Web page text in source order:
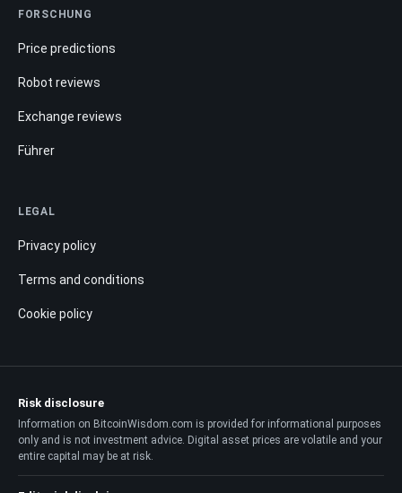
FORSCHUNG
Price predictions
Robot reviews
Exchange reviews
Führer
LEGAL
Privacy policy
Terms and conditions
Cookie policy
Risk disclosure
Information on BitcoinWisdom.com is provided for informational purposes
only and is not investment advice. Digital asset prices are volatile and your
entire capital may be at risk.